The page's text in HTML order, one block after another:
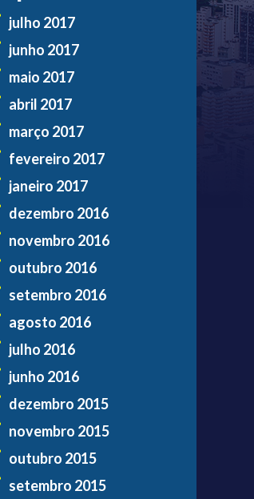
julho 2017
junho 2017
maio 2017
abril 2017
março 2017
fevereiro 2017
janeiro 2017
dezembro 2016
novembro 2016
outubro 2016
setembro 2016
agosto 2016
julho 2016
junho 2016
dezembro 2015
novembro 2015
outubro 2015
setembro 2015